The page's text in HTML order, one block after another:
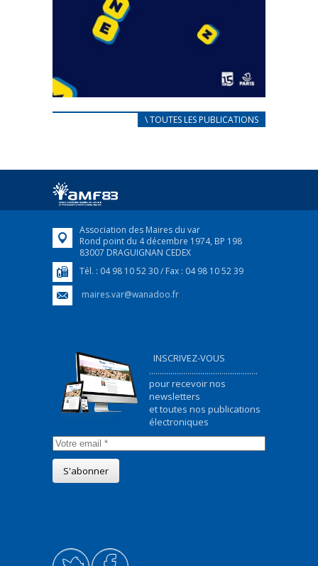
CARNET D’ACCUEIL
Afin d’accompagner au mieux les réfugiés
FEUILLETER
\ TOUTES LES PUBLICATIONS
Association des Maires du var
Rond point du 4 décembre 1974, BP 198
83007 DRAGUIGNAN CEDEX
Tél. : 04 98 10 52 30 / Fax : 04 98 10 52 39
maires.var@wanadoo.fr
INSCRIVEZ-VOUS
...................................................
pour recevoir nos
newsletters
et toutes nos publications
électroniques